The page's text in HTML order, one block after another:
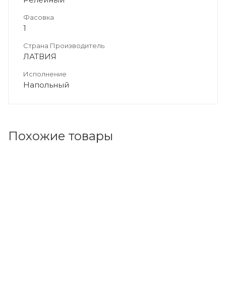
Фасовка
1
Страна Производитель
ЛАТВИЯ
Исполнение
Напольный
Похожие товары